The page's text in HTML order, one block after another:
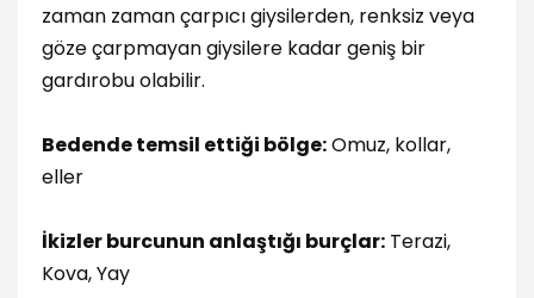
zaman zaman çarpıcı giysilerden, renksiz veya
göze çarpmayan giysilere kadar geniş bir
gardırobu olabilir.
Bedende temsil ettiği bölge:Omuz, kollar,
eller
İkizler burcunun anlaştığı burçlar: Terazi,
Kova, Yay